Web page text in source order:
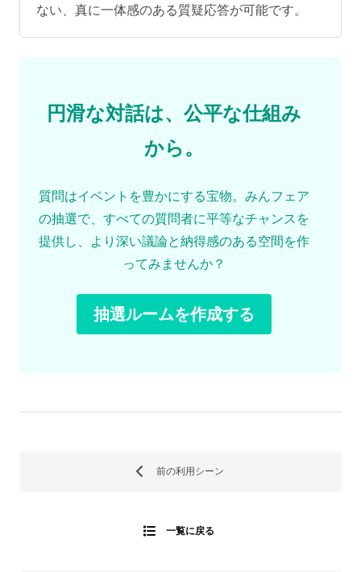
ない、真に一体感のある質疑応答が可能です。
円滑な対話は、公平な仕組み
から。
質問はイベントを豊かにする宝物。みんフェア
の抽選で、すべての質問者に平等なチャンスを
提供し、より深い議論と納得感のある空間を作
ってみませんか？
抽選ルームを作成する
前の利用シーン
一覧に戻る